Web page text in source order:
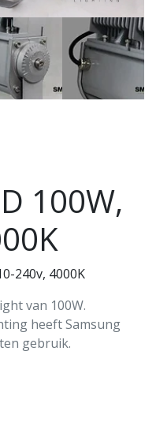
100W,
240v, 4000K
van 100W.
heeft Samsung
gebruik.